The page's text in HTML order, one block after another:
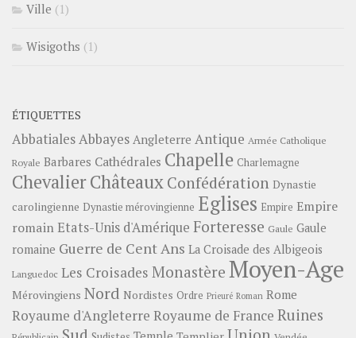
Ville (1)
Wisigoths (1)
ÉTIQUETTES
AbbatialesAbbayes Angleterre Antique Armée Catholique
Royale Barbares Cathédrales Chapelle Charlemagne
ChevalierChâteauxConfédération Dynastie
carolingienne Dynastie mérovingienne Eglises Empire Empire
romainEtats-Unis d'Amérique Forteresse Gaule Gaule
romaine Guerre de Cent Ans La Croisade des Albigeois
Languedoc Les Croisades Monastère Moyen-Age
Mérovingiens Nord Nordistes Ordre Prieuré Roman Rome
Royaume d'Angleterre Royaume de France Ruines